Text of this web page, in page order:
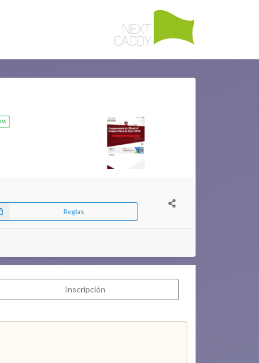
Reglas
Inscripción